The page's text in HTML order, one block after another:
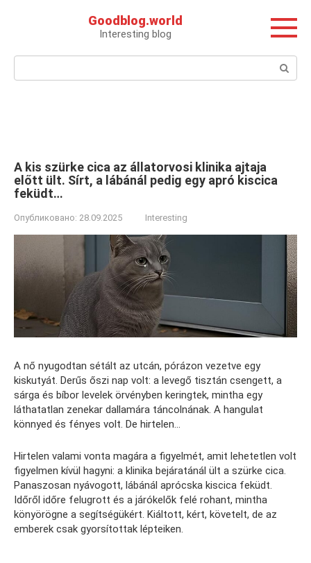
Goodblog.world
Interesting blog
Поиск:
A kis szürke cica az állatorvosi klinika ajtaja
előtt ült. Sírt, a lábánál pedig egy apró kiscica
feküdt…
Опубликовано: 28.09.2025 Interesting
A nő nyugodtan sétált az utcán, pórázon vezetve egy
kiskutyát. Derűs őszi nap volt: a levegő tisztán csengett, a
sárga és bíbor levelek örvényben keringtek, mintha egy
láthatatlan zenekar dallamára táncolnának. A hangulat
könnyed és fényes volt. De hirtelen…
Hirtelen valami vonta magára a figyelmét, amit lehetetlen volt
figyelmen kívül hagyni: a klinika bejáratánál ült a szürke cica.
Panaszosan nyávogott, lábánál aprócska kiscica feküdt.
Időről időre felugrott és a járókelők felé rohant, mintha
könyörögne a segítségükért. Kiáltott, kért, követelt, de az
emberek csak gyorsítottak lépteiken.